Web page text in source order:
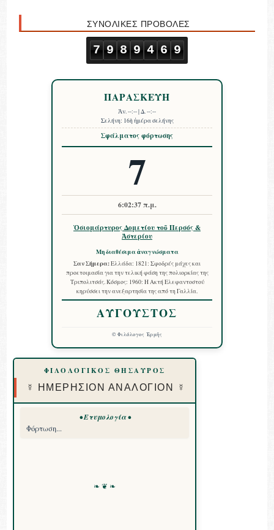
ΣΥΝΟΛΙΚΕΣ ΠΡΟΒΟΛΕΣ
7 9 8 9 4 6 9
ΠΑΡΑΣΚΕΥΗ
Ἀν.--:--| Δ.--:--
Σελήνη: 16ὴ ἡμέρα σελήνης
Σφάλματος φόρτωσης
7
6:02:37 π.μ.
Ὁσιομάρτυρος Δομετίου τοῦ Περσός &
Ἀστερίου
Μη διαθέσιμα ἀναγνώσματα
Σαν Σήμερα:Ελλάδα: 1821: Σφοδρές μάχες και
προετοιμασία για την τελική φάση της πολιορκίας της
Τριπολιτσάς. Κόσμος: 1960: Η Ακτή Ελεφαντοστού
κηρύσσει την ανεξαρτησία της από τη Γαλλία.
ΑΥΓΟΥΣΤΟΣ
© Φιλόλογος Ἑρμῆς
ΦΙΛΟΛΟΓΙΚΟΣ ΘΗΣΑΥΡΟΣ
☿ ΗΜΕΡΗΣΙΟΝ ΑΝΑΛΟΓΙΟΝ ☿
• Ετυμολογία •
Φόρτωση...
❧ ❦ ❧